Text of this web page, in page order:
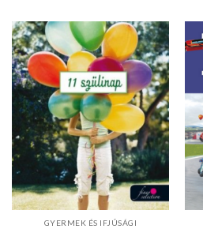
GYERMEK ÉS IFJÚSÁGI